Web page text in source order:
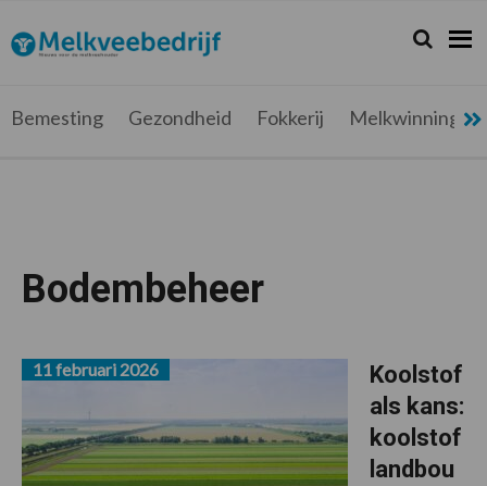
de
hoofdnavigatie
de
hoofd
de
voettekst
Melkveebedrijf.be
Nieuws
melkveehouder
Zoeken...
Zoek
Bemesting Gezondheid Fokkerij Melkwinning
Bodembeheer
Koolstof
als kans:
koolstof
landbou
11 februari 2026